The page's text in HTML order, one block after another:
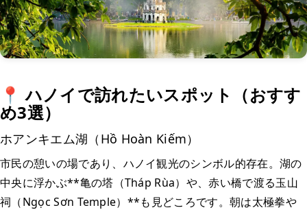
📍 ハノイで訪れたいスポット（おすす
め3選）
ホアンキエム湖（Hồ Hoàn Kiếm）
市民の憩いの場であり、ハノイ観光のシンボル的存在。湖の
中央に浮かぶ**亀の塔（Tháp Rùa）や、赤い橋で渡る玉山
祠（Ngọc Sơn Temple）**も見どころです。朝は太極拳や